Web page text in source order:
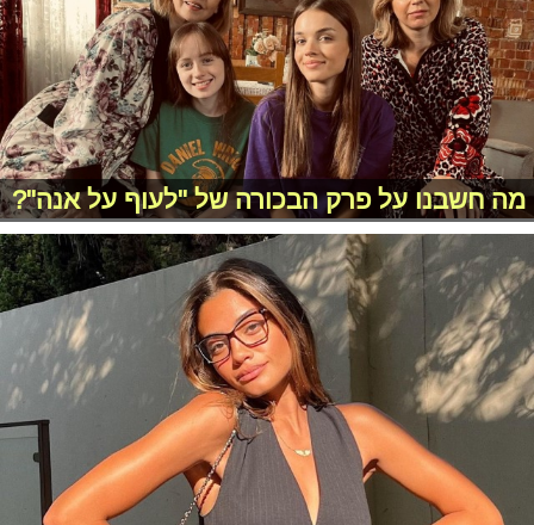
מה חשבנו על פרק הבכורה של "לעוף על אנה"?